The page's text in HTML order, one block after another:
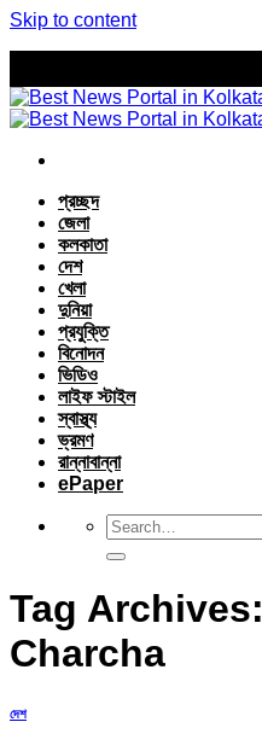
Skip to content
প্রচ্ছদ
জেলা
কলকাতা
দেশ
খেলা
দুনিয়া
প্রযুক্তি
বিনোদন
ভিডিও
লাইফ স্টাইল
স্বাস্থ্য
ভ্রমণ
রান্নাবান্না
ePaper
Tag Archives:
Charcha
দেশ